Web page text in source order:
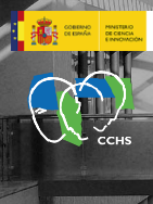
Pasar
al
contenido
principal